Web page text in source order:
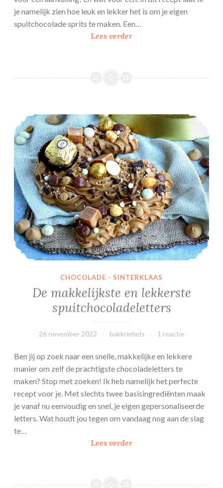
je namelijk zien hoe leuk en lekker het is om je eigen
spuitchocolade sprits te maken. Een…
Lees verderSpuitchocolade
De makkelijkste en lekkerste spuitchocoladeletters
CHOCOLADE · SINTERKLAAS
De makkelijkste en lekkerste
spuitchocoladeletters
26 november 2022 bakkriebels 1 reactie
Ben jij op zoek naar een snelle, makkelijke en lekkere
manier om zelf de prachtigste chocoladeletters te
maken? Stop met zoeken! Ik heb namelijk het perfecte
recept voor je. Met slechts twee basisingrediënten maak
je vanaf nu eenvoudig en snel, je eigen gepersonaliseerde
letters. Wat houdt jou tegen om vandaag nog aan de slag
te…
Lees verderDe